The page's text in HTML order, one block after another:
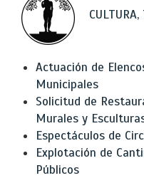
Actuación de
Municipales
Solicitud de
Murales y
Espectáculos de
Explotación de
Públicos